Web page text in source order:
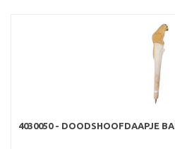
4030050 - DOODSHOOFDAAPJE